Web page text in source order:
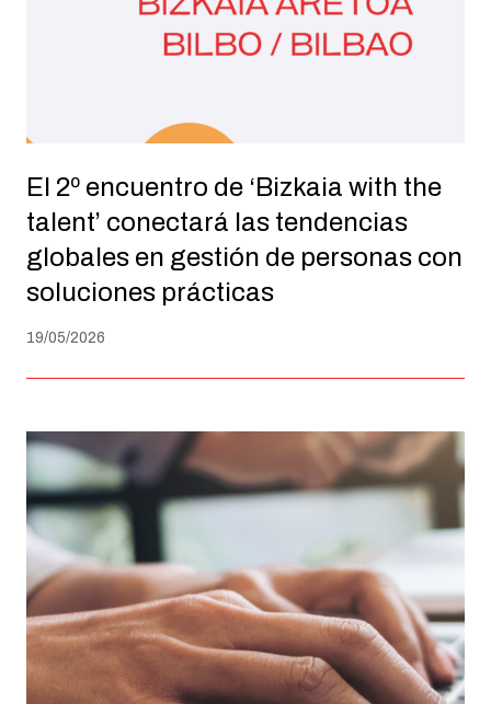
El 2º encuentro de ‘Bizkaia with the
talent’ conectará las tendencias
globales en gestión de personas con
soluciones prácticas
19/05/2026